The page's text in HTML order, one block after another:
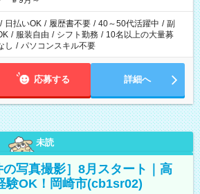
/ 日払いOK / 履歴書不要 / 40～50代活躍中 / 副
/ 服装自由 / シフト勤務 / 10名以上の大量募
し / パソコンスキル不要
応募する 詳細へ
未読
写真撮影］8月スタート｜高
験OK！岡崎市(cb1sr02)